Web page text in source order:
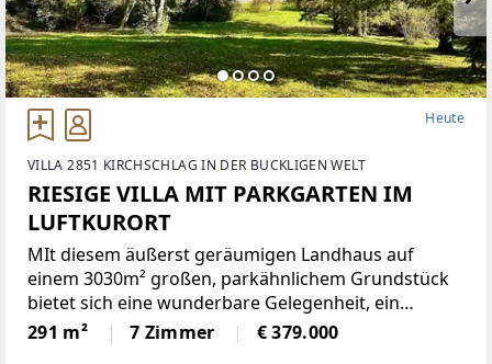
Heute
VILLA 2851 KIRCHSCHLAG IN DER BUCKLIGEN WELT
RIESIGE VILLA MIT PARKGARTEN IM
LUFTKURORT
MIt diesem äußerst geräumigen Landhaus auf
einem 3030m² großen, parkähnlichem Grundstück
bietet sich eine wunderbare Gelegenheit, ein
einmaliges Domizil in der beliebten Gemeinde
Krumbach zu schaffen!Das 1972 in Ziegelbauweise
291 m² 7 Zimmer € 379.000